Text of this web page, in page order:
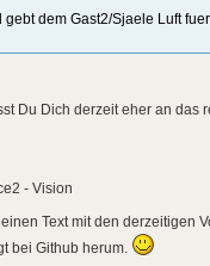
gebt dem Gast2/Sjaele Luft
Du Dich derzeit eher an das
- Vision
einen Text mit den derzeitigen
bei Github herum.